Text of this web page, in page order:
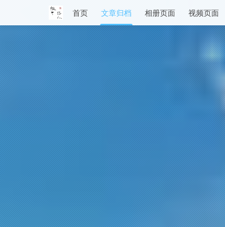
首页 文章归档 相册页面 视频页面